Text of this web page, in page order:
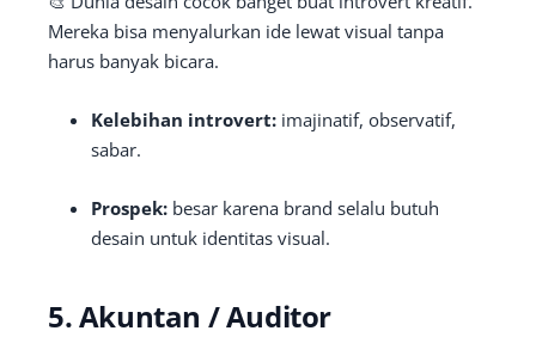
Mereka bisa menyalurkan ide lewat visual tanpa
harus banyak bicara.
Kelebihan introvert: imajinatif, observatif,
sabar.
Prospek: besar karena brand selalu butuh
desain untuk identitas visual.
5. Akuntan / Auditor